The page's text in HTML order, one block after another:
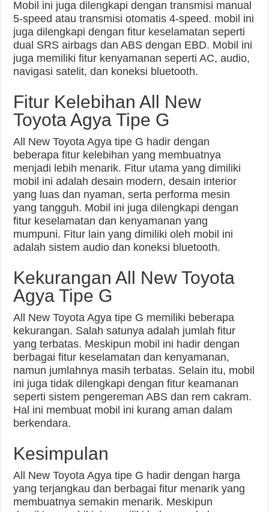
Mobil ini juga dilengkapi dengan transmisi manual
5-speed atau transmisi otomatis 4-speed. mobil ini
juga dilengkapi dengan fitur keselamatan seperti
dual SRS airbags dan ABS dengan EBD. Mobil ini
juga memiliki fitur kenyamanan seperti AC, audio,
navigasi satelit, dan koneksi bluetooth.
Fitur Kelebihan All New
Toyota Agya Tipe G
All New Toyota Agya tipe G hadir dengan
beberapa fitur kelebihan yang membuatnya
menjadi lebih menarik. Fitur utama yang dimiliki
mobil ini adalah desain modern, desain interior
yang luas dan nyaman, serta performa mesin
yang tangguh. Mobil ini juga dilengkapi dengan
fitur keselamatan dan kenyamanan yang
mumpuni. Fitur lain yang dimiliki oleh mobil ini
adalah sistem audio dan koneksi bluetooth.
Kekurangan All New Toyota
Agya Tipe G
All New Toyota Agya tipe G memiliki beberapa
kekurangan. Salah satunya adalah jumlah fitur
yang terbatas. Meskipun mobil ini hadir dengan
berbagai fitur keselamatan dan kenyamanan,
namun jumlahnya masih terbatas. Selain itu, mobil
ini juga tidak dilengkapi dengan fitur keamanan
seperti sistem pengereman ABS dan rem cakram.
Hal ini membuat mobil ini kurang aman dalam
berkendara.
Kesimpulan
All New Toyota Agya tipe G hadir dengan harga
yang terjangkau dan berbagai fitur menarik yang
membuatnya semakin menarik. Meskipun